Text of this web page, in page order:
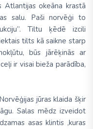
Atlantijas okeāna krastā
salu. Paši norvēģi to
Tiltu ķēdē izcili
tilts kā saikne starp
būs jārēķinās ar
ir visai bieža parādība,
jūras klaida šķir
Salas mēdz izveidot
asas klintis ,kuras